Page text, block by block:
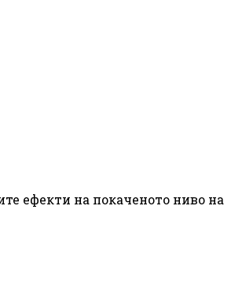
ефекти на покаченото ниво на